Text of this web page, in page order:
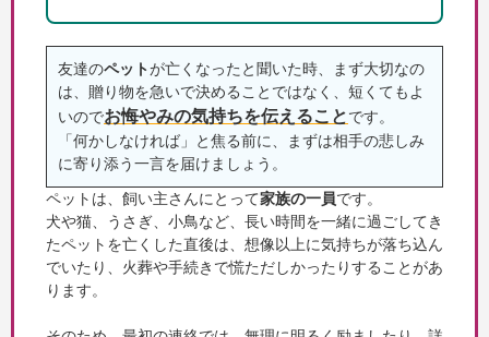
友達のペットが亡くなったと聞いた時、まず大切なの
は、贈り物を急いで決めることではなく、短くてもよ
いのでお悔やみの気持ちを伝えることです。
「何かしなければ」と焦る前に、まずは相手の悲しみ
に寄り添う一言を届けましょう。
ペットは、飼い主さんにとって家族の一員です。
犬や猫、うさぎ、小鳥など、長い時間を一緒に過ごしてき
たペットを亡くした直後は、想像以上に気持ちが落ち込ん
でいたり、火葬や手続きで慌ただしかったりすることがあ
ります。